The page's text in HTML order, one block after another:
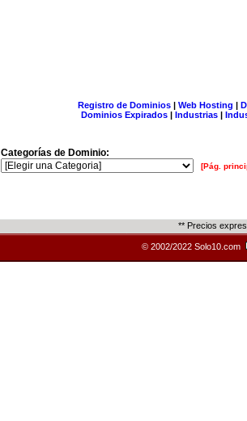
Registro de Dominios| Web Hosting |
Dominios Expirados | Industrias |
Categorías de Dominio:
[Pág.
** Precios
© 2002/2022 Solo10.com